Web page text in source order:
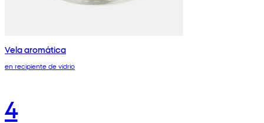
Vela aromática
en recipiente de vidrio
4